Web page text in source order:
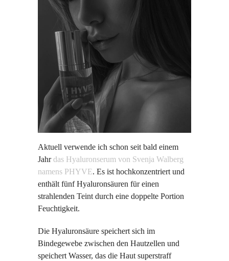
Aktuell verwende ich schon seit bald einem
Jahrdas Hyaluronserum von Svenja Walberg
namens PHYVE. Es ist hochkonzentriert und
enthält fünf Hyaluronsäuren für einen
strahlenden Teint durch eine doppelte Portion
Feuchtigkeit.
Die Hyaluronsäure speichert sich im
Bindegewebe zwischen den Hautzellen und
speichert Wasser, das die Haut superstraff